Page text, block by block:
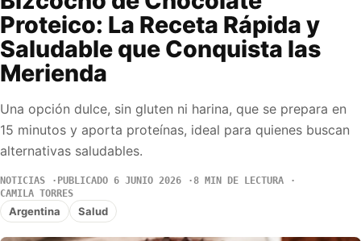
Proteico: La Receta Rápida y
Saludable que Conquista las
Merienda
Una opción dulce, sin gluten ni harina, que se prepara en
15 minutos y aporta proteínas, ideal para quienes buscan
alternativas saludables.
NOTICIAS PUBLICADO 6 JUNIO 2026
8 MIN DE LECTURA
CAMILA TORRES
Argentina Salud